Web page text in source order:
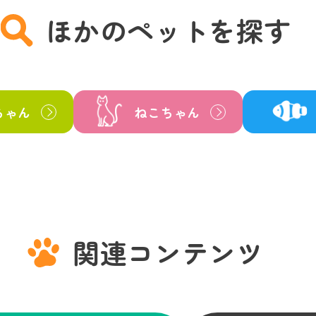
ほかのペットを探す
ゃん ねこちゃん
関連コンテンツ